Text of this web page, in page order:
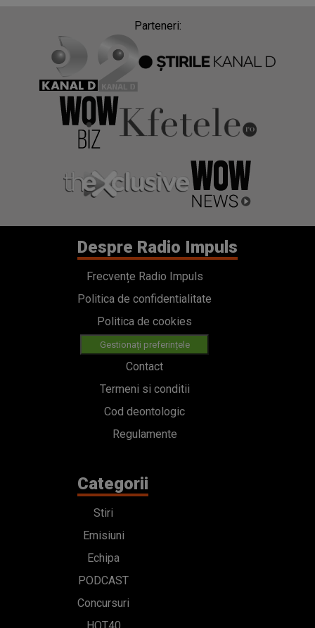
Parteneri:
Despre Radio Impuls
Frecvențe Radio Impuls
Politica de confidentialitate
Politica de cookies
Gestionați preferințele
Contact
Termeni si conditii
Cod deontologic
Regulamente
Categorii
Stiri
Emisiuni
Echipa
PODCAST
Concursuri